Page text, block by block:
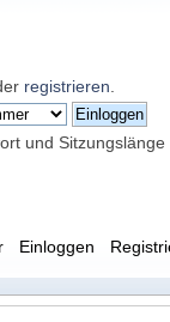
registrieren
und Sitzungslänge
Einloggen